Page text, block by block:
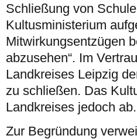
Schließung von
Kultusministerium
Mitwirkungsentzügen
abzusehen“. Im
Landkreises Leipzig
zu schließen. Das
Landkreises jedoch ab.
Zur Begründung